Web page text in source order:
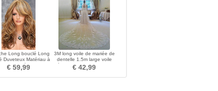
Long bouclé Long
Duveteux Matériau à
haute température
€ 59,99
3M long voile de mariée de
dentelle 1.5m large voile
d'église de mariage de voile
€ 42,99